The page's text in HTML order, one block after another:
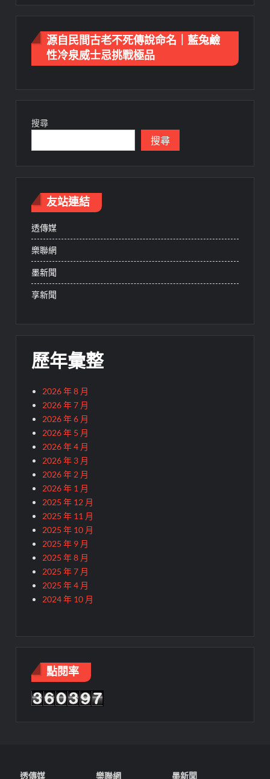
源自民間古老不死傳說命名｜藍兔鹼
性冷泉威士忌挑戰極品
搜尋
搜尋
友站連結
透傳媒
樂聯網
墨新聞
享新聞
歷年彙整
2026 年 8 月
2026 年 7 月
2026 年 6 月
2026 年 5 月
2026 年 4 月
2026 年 3 月
2026 年 2 月
2026 年 1 月
2025 年 12 月
2025 年 11 月
2025 年 10 月
2025 年 9 月
2025 年 8 月
2025 年 7 月
2025 年 4 月
2024 年 10 月
點閱率
透傳媒 樂聯網 墨新聞